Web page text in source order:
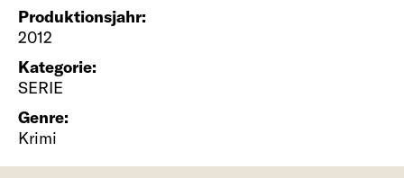
Produktionsjahr:
2012
Kategorie:
SERIE
Genre:
Krimi